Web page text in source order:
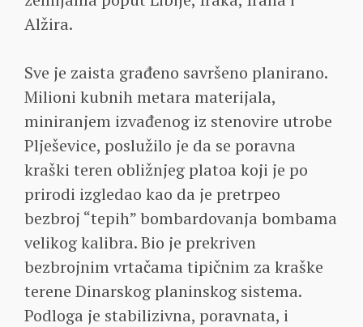
Alžira.
Sve je zaista građeno savršeno planirano.
Milioni kubnih metara materijala,
miniranjem izvađenog iz stenovire utrobe
Plješevice, poslužilo je da se poravna
kraški teren obližnjeg platoa koji je po
prirodi izgledao kao da je pretrpeo
bezbroj “tepih” bombardovanja bombama
velikog kalibra. Bio je prekriven
bezbrojnim vrtačama tipičnim za kraške
terene Dinarskog planinskog sistema.
Podloga je stabilizivna, poravnata, i